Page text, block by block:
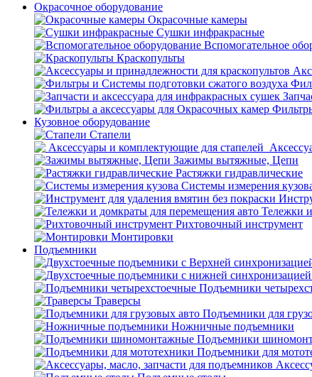
Окрасочное оборудование
Окрасочные камеры
Сушки инфракрасные
Вспомогательное
Краскопульты
Кузовное оборудование
Стапели
Зажимы вытяжные, Цепи
Растяжки гидравлические
Системы измерения
Тележки
Рихтовочный инструмент
Монтировки
Подъемники
Подъемники
Траверсы
Подъемники для
Ножничные подъемники
Подъемники
Подъемники для